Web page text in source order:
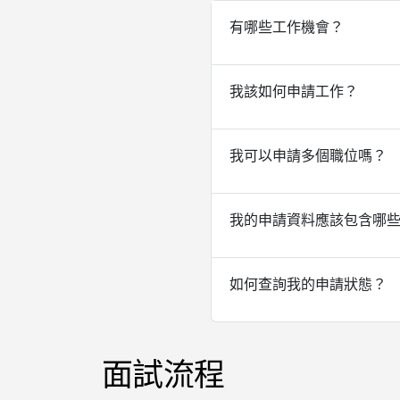
有哪些工作機會？
我該如何申請工作？
我可以申請多個職位嗎？
我的申請資料應該包含哪
如何查詢我的申請狀態？
面試流程